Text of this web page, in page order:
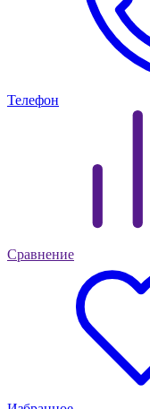
Телефон
Сравнение